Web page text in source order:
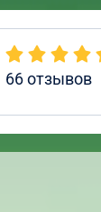
66отзывов